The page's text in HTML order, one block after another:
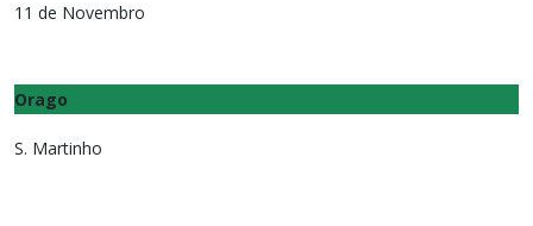
11 de Novembro
Orago
S. Martinho